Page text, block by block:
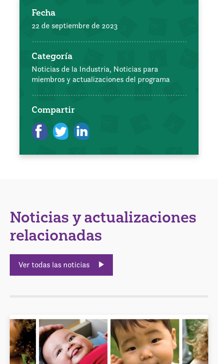
Fecha
22 de septiembre de 2023
Categoría
Noticias de la Industria, Noticias para
miembros y actualizaciones del programa
Compartir
Noticias y actualizaciones
relacionadas
Ver todas las noticias